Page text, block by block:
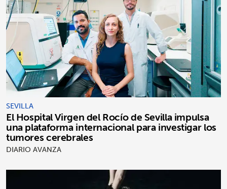
SEVILLA
El Hospital Virgen del Rocío de Sevilla impulsa
una plataforma internacional para investigar los
tumores cerebrales
DIARIO AVANZA